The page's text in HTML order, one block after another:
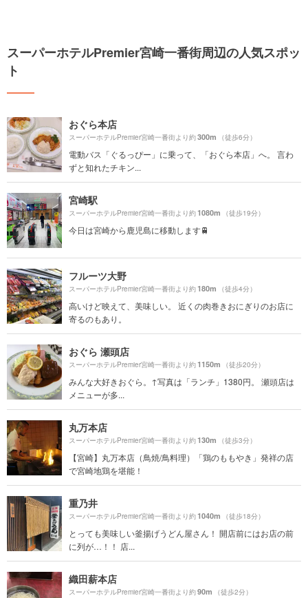
スーパーホテルPremier宮崎一番街周辺の人気スポッ
ト
おぐら本店
スーパーホテルPremier宮崎一番街より約300m （徒歩6分）
電動バス「ぐるっぴー」に乗って、「おぐら本店」へ。 言わ
ずと知れたチキン...
宮崎駅
スーパーホテルPremier宮崎一番街より約1080m （徒歩19分）
今日は宮崎から鹿児島に移動します🚆
フルーツ大野
スーパーホテルPremier宮崎一番街より約180m （徒歩4分）
高いけど映えて、美味しい。 近くの肉巻きおにぎりのお店に
寄るのもあり。
おぐら 瀬頭店
スーパーホテルPremier宮崎一番街より約1150m （徒歩20分）
みんな大好きおぐら。↑写真は「ランチ」1380円。 瀬頭店は
メニューが多...
丸万本店
スーパーホテルPremier宮崎一番街より約130m （徒歩3分）
【宮崎】丸万本店（鳥焼/鳥料理）「鶏のももやき」発祥の店
で宮崎地鶏を堪能！
重乃井
スーパーホテルPremier宮崎一番街より約1040m （徒歩18分）
とっても美味しい釜揚げうどん屋さん！ 開店前にはお店の前
に列が…！！ 店...
織田薪本店
スーパーホテルPremier宮崎一番街より約90m （徒歩2分）